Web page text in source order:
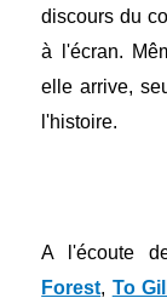
discours du
à l'écran.
elle arrive,
l'histoire.
A l'écoute
Forest, To